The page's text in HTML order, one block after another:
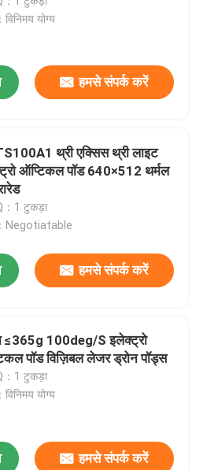
विनिमय योग्य
हमसे संपर्क करें
थ्री एक्सिस थ्री लाइट
ऑप्टिकल पॉड 640×512 थर्मल
：1 टुकड़ा
Negotiatable
हमसे संपर्क करें
≤365g 100deg/S इलेक्ट्रो
पॉड विज़िबल लेजर ड्रोन पॉड्स
：1 टुकड़ा
विनिमय योग्य
हमसे संपर्क करें